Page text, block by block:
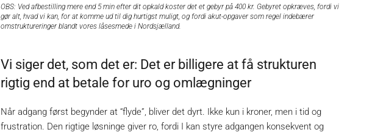
OBS: Ved afbestilling mere end 5 min efter dit opkald koster det et gebyr på 400 kr. Gebyret opkræves, fordi vi
gør alt, hvad vi kan, for at komme ud til dig hurtigst muligt, og fordi akut-opgaver som regel indebærer
omstruktureringer blandt vores låsesmede i Nordsjælland.
Vi siger det, som det er: Det er billigere at få strukturen
rigtig end at betale for uro og omlægninger
Når adgang først begynder at “flyde”, bliver det dyrt. Ikke kun i kroner, men i tid og
frustration. Den rigtige løsninge giver ro, fordi I kan styre adgangen konsekvent og